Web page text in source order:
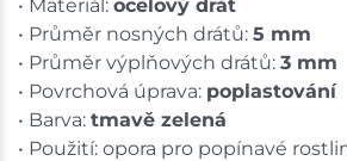
• Materiál: ocelový drát
• Průměr nosných drátů: 5 mm
• Průměr výplňových drátů: 3 mm
• Povrchová úprava: poplastování
• Barva: tmavě zelená
• Použití: opora pro popínavé